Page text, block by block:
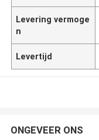
Levering vermoge
n
Levertijd
ONGEVEER ONS